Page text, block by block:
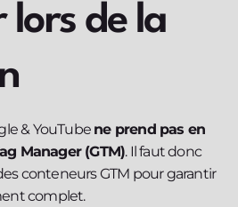
lors de la
& YouTube ne prend pas en
Manager (GTM). Il faut donc
conteneurs GTM pour garantir
complet.